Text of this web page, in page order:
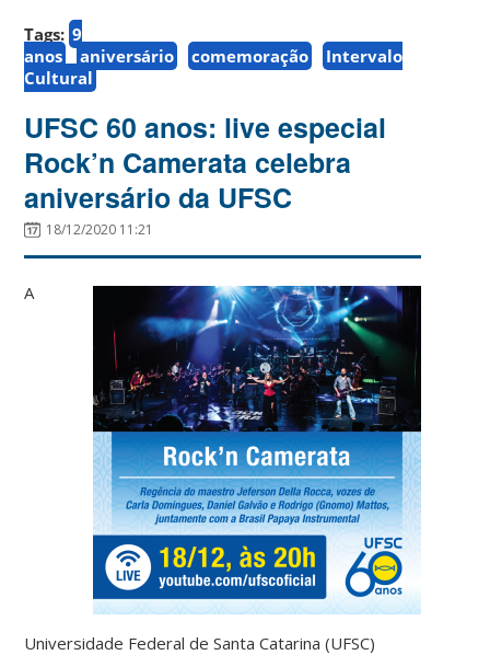
Tags: 9
anos
aniversário comemoração
Intervalo
Cultural
UFSC 60 anos: live especial
Rock’n Camerata celebra
aniversário da UFSC
18/12/2020 11:21
A
Universidade Federal de Santa Catarina (UFSC)